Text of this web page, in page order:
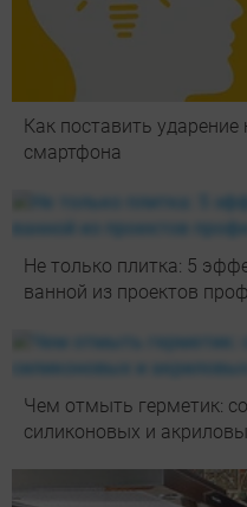
Как поставить
смартфона
Не только плитка: 5
ванной из проектов
Чем отмыть герметик:
силиконовых и